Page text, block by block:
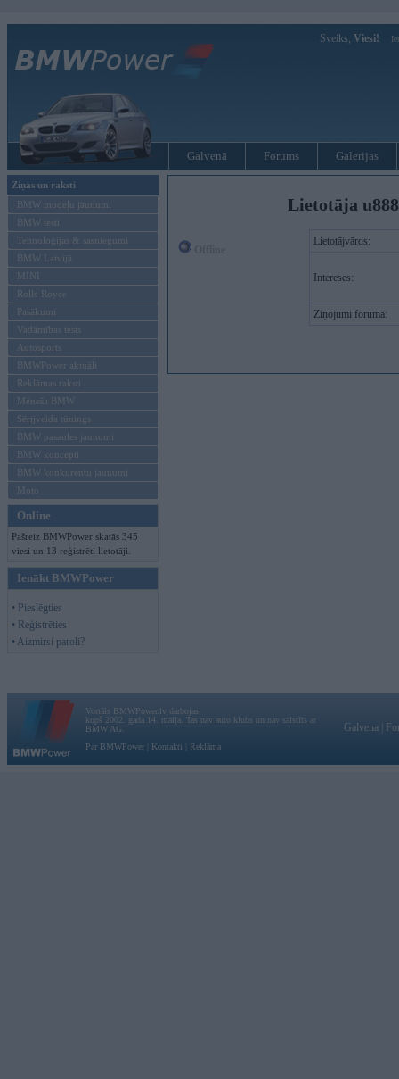
Sveiks, Viesi!
Galvenā Forums Galerijas
Ziņas un raksti
BMW modeļu jaunumi
BMW testi
Tehnoloģijas & sasniegumi
BMW Latvijā
MINI
Rolls-Royce
Pasākumi
Vadāmības tests
Autosports
BMWPower aktuāli
Reklāmas raksti
Mēneša BMW
Sērijveida tūnings
BMW pasaules jaunumi
BMW koncepti
BMW konkurentu jaunumi
Moto
Online
Pašreiz BMWPower skatās 345
viesi un 13 reģistrēti lietotāji.
Ienākt BMWPower
• Pieslēgties
• Reģistrēties
• Aizmirsi paroli?
Lietotāja
Lietotājvārds:
Intereses:
Ziņojumi forumā:
Vortāls BMWPower.lv darbojas
kopš 2002. gada 14. maija. Tas nav auto klubs un nav saistīts ar
BMW AG.
Par BMWPower
Kontakti Reklāma
Galvena